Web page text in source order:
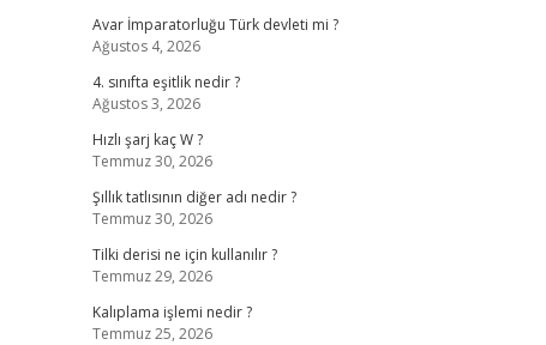
Avar İmparatorluğu Türk devleti mi ?
Ağustos 4, 2026
4. sınıfta eşitlik nedir ?
Ağustos 3, 2026
Hızlı şarj kaç W ?
Temmuz 30, 2026
Şıllık tatlısının diğer adı nedir ?
Temmuz 30, 2026
Tilki derisi ne için kullanılır ?
Temmuz 29, 2026
Kalıplama işlemi nedir ?
Temmuz 25, 2026